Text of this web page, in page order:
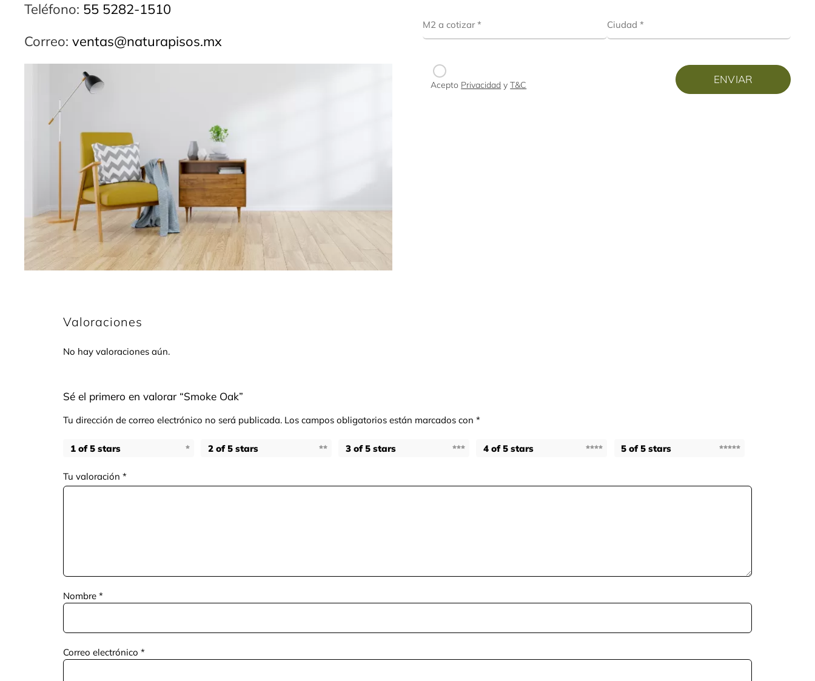
Teléfono: 55 5282-1510
Correo: ventas@naturapisos.mx
Acepto Privacidad yT&C
Valoraciones
No hay valoraciones aún.
Sé el primero en valorar “Smoke Oak”
Tu dirección de correo electrónico no será publicada. Los campos obligatorios están marcados con*
1 of 5 stars 2 of 5 stars 3 of 5 stars 4 of 5 stars 5 of 5 stars
Tu valoración*
Nombre*
Correo electrónico*